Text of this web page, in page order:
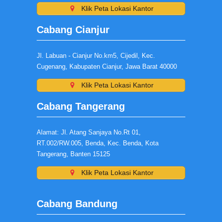
Klik Peta Lokasi Kantor
Cabang Cianjur
Jl. Labuan - Cianjur No.km5, Cijedil, Kec.
Cugenang, Kabupaten Cianjur, Jawa Barat 40000
Klik Peta Lokasi Kantor
Cabang Tangerang
Alamat: Jl. Atang Sanjaya No.Rt 01,
RT.002/RW.005, Benda, Kec. Benda, Kota
Tangerang, Banten 15125
Klik Peta Lokasi Kantor
Cabang Bandung